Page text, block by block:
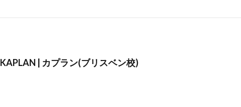
KAPLAN | カプラン(ブリスベン校)